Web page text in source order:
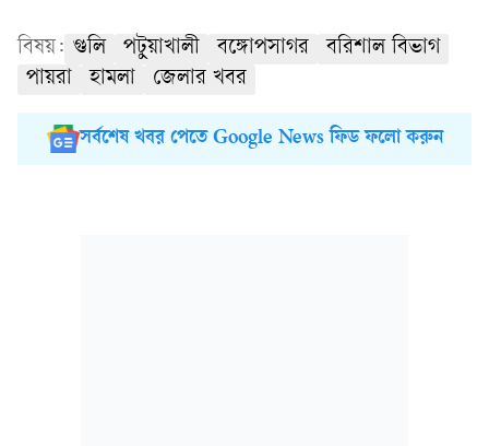
বিষয়: গুলি পটুয়াখালী বঙ্গোপসাগর
বরিশাল বিভাগ
পায়রা
হামলা জেলার খবর
সর্বশেষ খবর পেতে Google News ফিড ফলো করুন